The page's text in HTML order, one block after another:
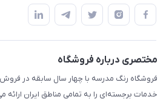
استایل معلم و دانش آموز
بازی و نمایش
تزئین کلاس
طرح های تشویقی
قوانین و مقررات
حریم خصوصی
مختصری درباره فروشگاه
فروشگاه رنگ مدرسه با چهار سال سابقه در فروش
خدمات برجسته‌ای را به تمامی مناطق ایران